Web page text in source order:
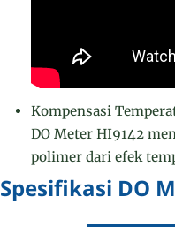
Kompensasi
DO Meter HI9142
polimer dari efek
Spesifikasi DO